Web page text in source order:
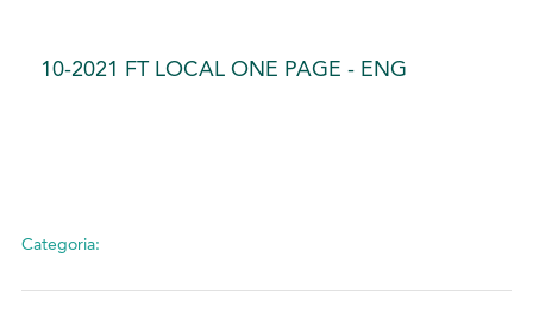
10-2021 FT LOCAL ONE PAGE - ENG
Categoria: